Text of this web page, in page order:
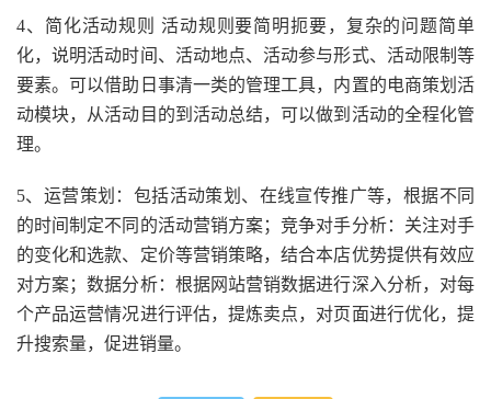
4、简化活动规则 活动规则要简明扼要，复杂的问题简单
化，说明活动时间、活动地点、活动参与形式、活动限制等
要素。可以借助日事清一类的管理工具，内置的电商策划活
动模块，从活动目的到活动总结，可以做到活动的全程化管
理。
5、运营策划：包括活动策划、在线宣传推广等，根据不同
的时间制定不同的活动营销方案；竞争对手分析：关注对手
的变化和选款、定价等营销策略，结合本店优势提供有效应
对方案；数据分析：根据网站营销数据进行深入分析，对每
个产品运营情况进行评估，提炼卖点，对页面进行优化，提
升搜索量，促进销量。